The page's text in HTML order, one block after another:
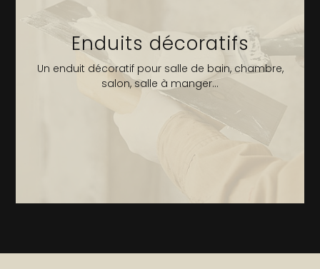
Enduits décoratifs
Un enduit décoratif pour salle de bain, chambre,
salon, salle à manger...